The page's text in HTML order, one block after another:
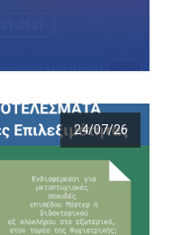
24/07/26